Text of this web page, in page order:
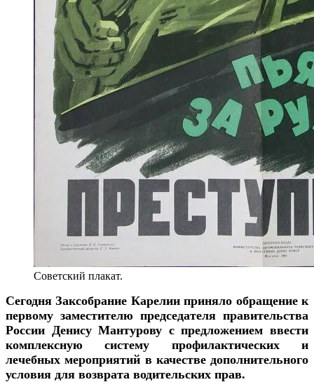
Советский плакат.
Сегодня Заксобрание Карелии приняло обращение к
первому заместителю председателя правительства
России Денису Мантурову с предложением ввести
комплексную систему профилактических и
лечебных мероприятий в качестве дополнительного
условия для возврата водительских прав.